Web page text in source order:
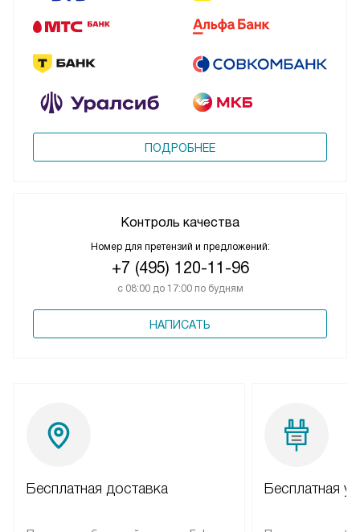
ПОДРОБНЕЕ
Контроль качества
Номер для претензий и предложений:
+7 (495) 120-11-96
с 08:00 до 17:00 по будням
НАПИСАТЬ
Бесплатная доставка Бесплатная